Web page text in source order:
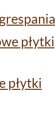
płytki
płytki